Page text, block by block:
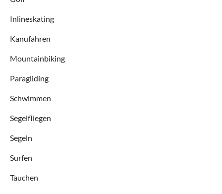
Inlineskating
Kanufahren
Mountainbiking
Paragliding
Schwimmen
Segelfliegen
Segeln
Surfen
Tauchen